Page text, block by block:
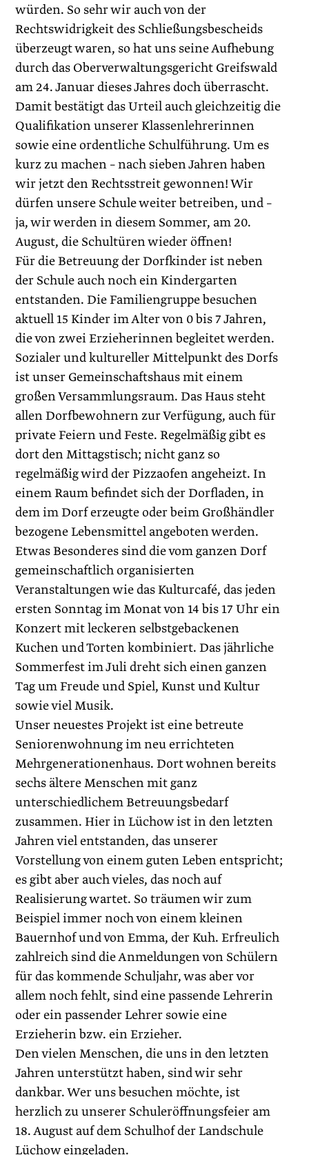
würden. So sehr wir auch von der
Rechtswidrigkeit des Schließungsbescheids
überzeugt waren, so hat uns seine Aufhebung
durch das Oberverwaltungsgericht Greifswald
am 24. Januar dieses Jahres doch überrascht.
Damit bestätigt das Urteil auch gleichzeitig die
Qualifikation unserer Klassenlehrerinnen
sowie eine ordentliche Schulführung. Um es
kurz zu machen – nach sieben Jahren ­haben
wir jetzt den Rechtsstreit gewonnen! Wir
dürfen unsere Schule weiter betreiben, und –
ja, wir werden in diesem Sommer, am 20.
August, die Schultüren wieder öffnen!
Für die Betreuung der Dorfkinder ist neben
der Schule auch noch ein Kindergarten
entstanden. Die Familiengruppe besuchen
aktuell 15 Kinder im Alter von 0 bis 7 Jahren,
die von zwei Erzieherinnen begleitet werden.
Sozialer und kultureller Mittelpunkt des Dorfs
ist unser Gemeinschaftshaus mit einem
großen Versammlungsraum. Das Haus steht
allen Dorfbewohnern zur Verfügung, auch für
private Feiern und Feste. Regelmäßig gibt es
dort den Mittagstisch; nicht ganz so
regelmäßig wird der Pizzaofen angeheizt. In
einem Raum befindet sich der Dorfladen, in
dem im Dorf erzeugte oder beim Großhändler
bezogene Lebensmittel angeboten werden.
Etwas Besonderes sind die vom ganzen Dorf
gemeinschaftlich organisierten
Veranstaltungen wie das Kulturcafé, das jeden
ersten Sonntag im Monat von 14 bis 17 Uhr ein
Konzert mit leckeren selbstgebackenen
Kuchen und Torten kombiniert. Das jährliche
Sommerfest im Juli dreht sich einen ganzen
Tag um Freude und Spiel, Kunst und Kultur
sowie viel Musik.
Unser neuestes Projekt ist eine betreute
Seniorenwohnung im neu errichteten
Mehrgenerationenhaus. Dort wohnen bereits
sechs ältere Menschen mit ganz
unterschiedlichem Betreuungsbedarf
zusammen. Hier in Lüchow ist in den letzten
Jahren viel entstanden, das unserer
Vorstellung von einem guten Leben entspricht;
es gibt aber auch vieles, das noch auf
Realisierung wartet. So träumen wir zum
Beispiel immer noch von einem kleinen
Bauernhof und von Emma, der Kuh. Erfreulich
zahlreich sind die Anmeldungen von Schülern
für das kommende Schuljahr, was aber vor
allem noch fehlt, sind eine passende Lehrerin
oder ein passender Lehrer sowie eine
Erzieherin bzw. ein Erzieher.
Den vielen Menschen, die uns in den letzten
Jahren unterstützt haben, sind wir sehr
dankbar. Wer uns besuchen möchte, ist
herzlich zu unserer Schuleröffnungsfeier am
18. August auf dem Schulhof der Landschule
Lüchow eingeladen.